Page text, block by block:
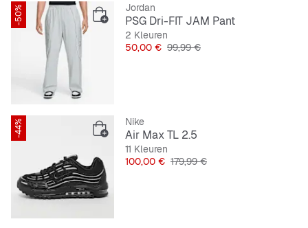
-50% Jordan
PSG Dri-FIT JAM Pant
2 Kleuren
Prijs
50,00 € Originele Prijs
99,99 €
-44% Nike
Air Max TL 2.5
11 Kleuren
Prijs
100,00 € Originele Prijs
179,99 €